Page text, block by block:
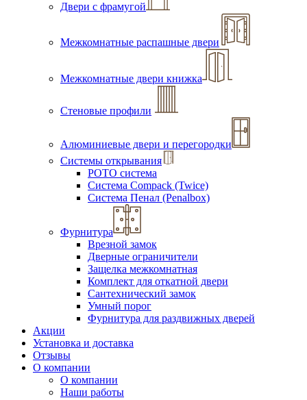
Двери с фрамугой
Межкомнатные распашные двери
Межкомнатные двери книжка
Стеновые профили
Алюминиевые двери и перегородки
Системы открывания
РОТО система
Система Compack (Twice)
Система Пенал (Penalbox)
Фурнитура
Врезной замок
Дверные ограничители
Защелка межкомнатная
Комплект для откатной двери
Сантехнический замок
Умный порог
Фурнитура для раздвижных дверей
Акции
Установка и доставка
Отзывы
О компании
О компании
Наши работы